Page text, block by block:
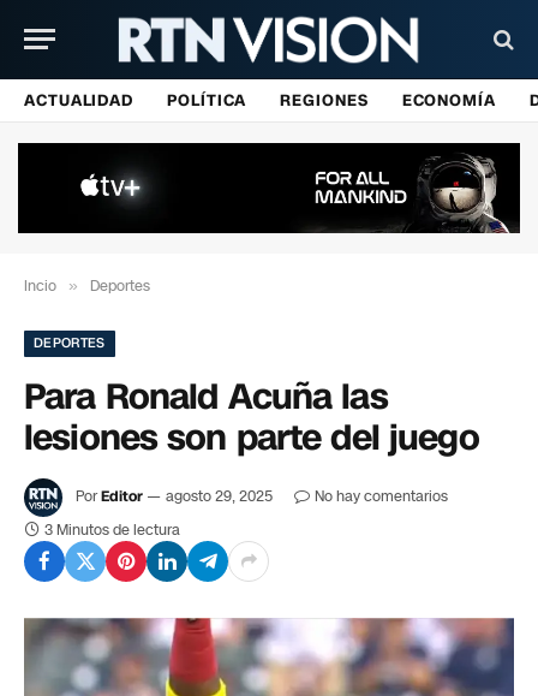
ACTUALIDAD POLÍTICA REGIONES ECONOMÍA
Incio » Deportes
DEPORTES
Para Ronald Acuña las
lesiones son parte del juego
PorEditor agosto 29, 2025
No hay comentarios
3 Minutos de lectura